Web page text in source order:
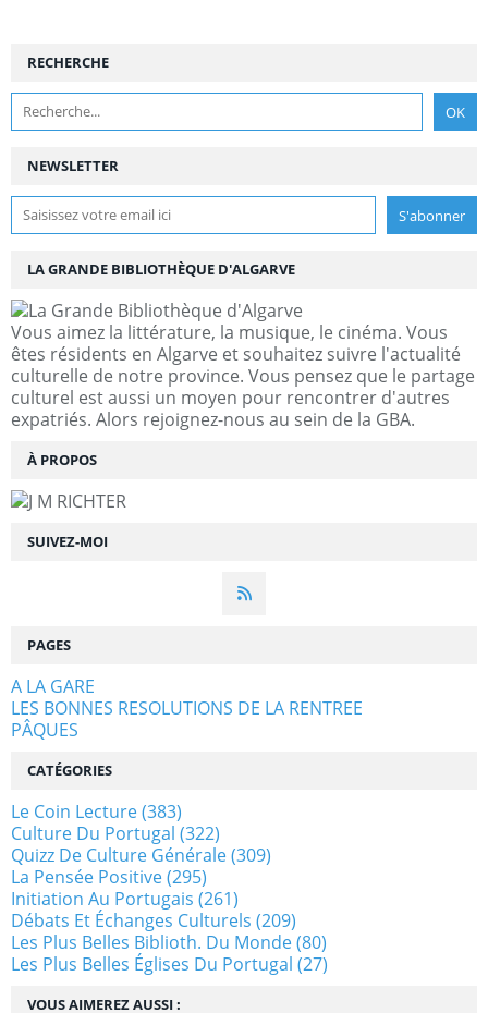
NEWSLETTER
SUIVEZ-MOI
RECHERCHE
LA GRANDE BIBLIOTHÈQUE D'ALGARVE
Vous aimez la littérature, la musique, le cinéma. Vous
êtes résidents en Algarve et souhaitez suivre l'actualité
culturelle de notre province. Vous pensez que le partage
culturel est aussi un moyen pour rencontrer d'autres
expatriés. Alors rejoignez-nous au sein de la GBA.
À PROPOS
VOUS AIMEREZ AUSSI :
PAGES
A LA GARE
LES BONNES RESOLUTIONS DE LA RENTREE
PÂQUES
CATÉGORIES
Le Coin Lecture(383)
Culture Du Portugal (322)
Quizz De Culture Générale(309)
La Pensée Positive(295)
Initiation Au Portugais (261)
Débats Et Échanges Culturels (209)
Les Plus Belles Biblioth. Du Monde(80)
Les Plus Belles Églises Du Portugal (27)